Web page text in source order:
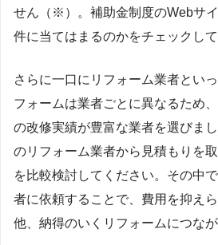
せん（※）。補助金制度のWebサ
件に当てはまるのかをチェックして
さらに一口にリフォーム業者とい
フォームは業者ごとに異なるため
の改修実績が豊富な業者を選びま
のリフォーム業者から見積もりを
を比較検討してください。その中
者に依頼することで、費用を抑え
他、納得のいくリフォームにつなが